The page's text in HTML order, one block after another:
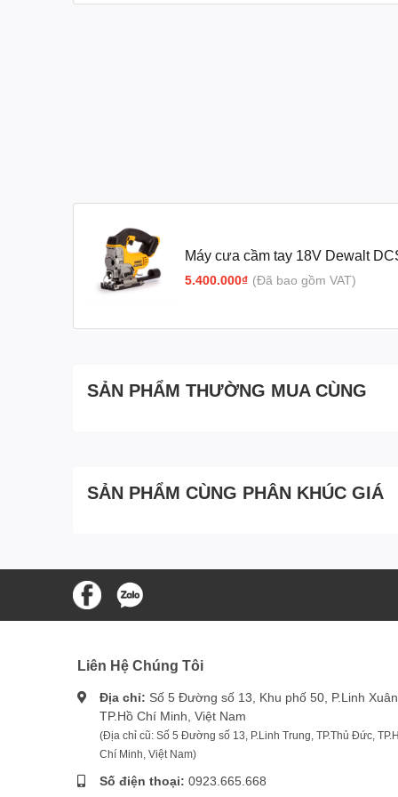
Máy cưa cầm tay 18V Dewalt
5.400.000₫ (Đã bao gồm VAT)
SẢN PHẨM THƯỜNG MUA CÙNG
SẢN PHẨM CÙNG PHÂN KHÚC GIÁ
Liên Hệ Chúng Tôi
Địa chỉ: Số 5 Đường số 13, Khu phố 50, P.Linh Xuân,
TP.Hồ Chí Minh, Việt Nam
(Địa chỉ cũ: Số 5 Đường số 13, P.Linh Trung, TP.Thủ Đức,
Chí Minh, Việt Nam)
Số điện thoại: 0923.665.668